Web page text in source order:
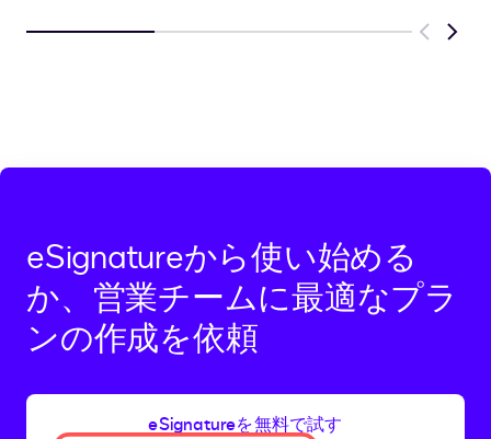
Previous
Next
eSignatureから使い始める
か、営業チームに最適なプラ
ンの作成を依頼
eSignatureを無料で試す